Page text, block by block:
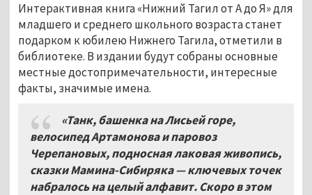
Интерактивная книга «Нижний Тагил от А до Я» для
младшего и среднего школьного возраста станет
подарком к юбилею Нижнего Тагила, отметили в
библиотеке. В издании будут собраны основные
местные достопримечательности, интересные
факты, значимые имена.
«Танк, башенка на Лисьей горе,
велосипед Артамонова и паровоз
Черепановых, подносная лаковая живопись,
сказки Мамина-Сибиряка — ключевых точек
набралось на целый алфавит. Скоро в этом